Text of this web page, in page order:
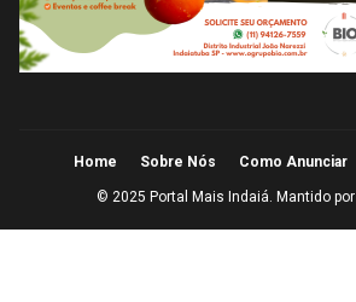
Home Sobre Nós Como Anunciar
© 2025 Portal Mais Indaiá. Mantido por